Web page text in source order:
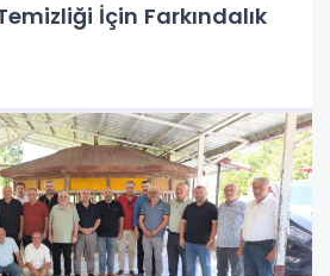
İçin Farkındalık